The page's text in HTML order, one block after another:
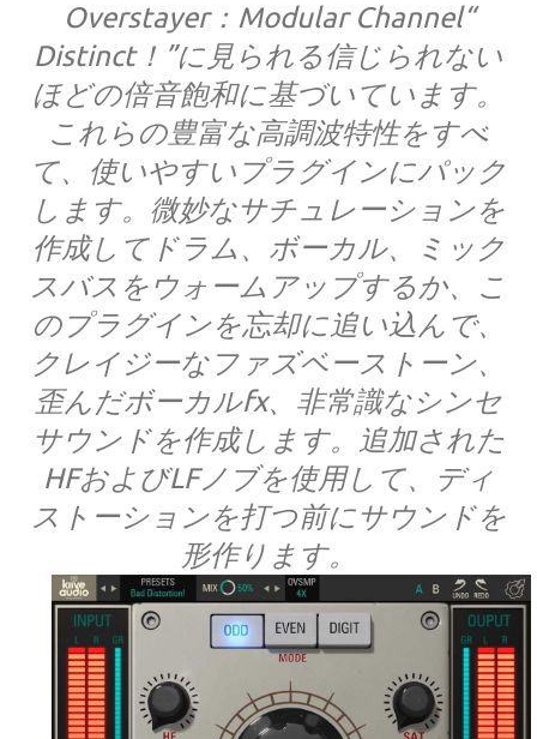
Overstayer：Modular Channel“
Distinct！”に見られる信じられない
ほどの倍音飽和に基づいています。
これらの豊富な高調波特性をすべ
て、使いやすいプラグインにパック
します。微妙なサチュレーションを
作成してドラム、ボーカル、ミック
スバスをウォームアップするか、こ
のプラグインを忘却に追い込んで、
クレイジーなファズベーストーン、
歪んだボーカルfx、非常識なシンセ
サウンドを作成します。追加された
HFおよびLFノブを使用して、ディ
ストーションを打つ前にサウンドを
形作ります。